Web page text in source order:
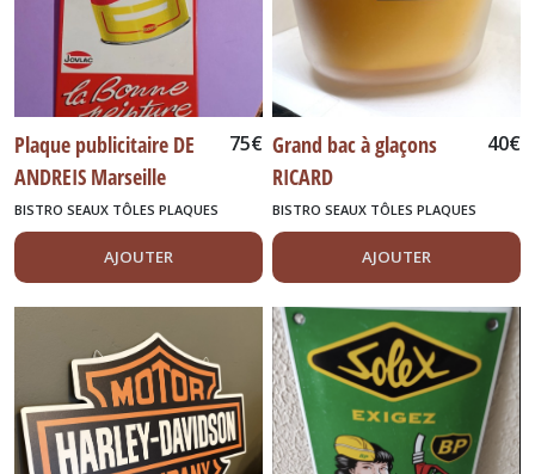
Plaque publicitaire DE
ANDREIS Marseille
JUPITER relief Jamais
posée JOVLAC
75€
BISTRO SEAUX TÔLES PLAQUES
DIVERS
AJOUTER
Grand bac à glaçons
RICARD
40€
BISTRO SEAUX TÔLES PLAQUES
DIVERS
AJOUTER